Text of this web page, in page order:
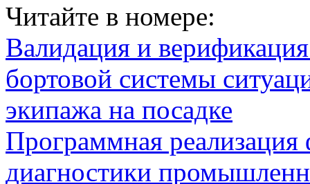
Читайте в номере:
Валидация и
бортовой системы
экипажа на посадке
Программная
диагностики